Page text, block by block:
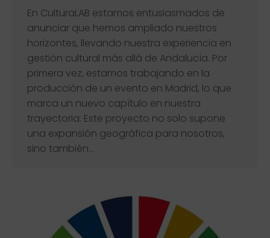
En CulturaLAB estamos entusiasmados de
anunciar que hemos ampliado nuestros
horizontes, llevando nuestra experiencia en
gestión cultural más allá de Andalucía. Por
primera vez, estamos trabajando en la
producción de un evento en Madrid, lo que
marca un nuevo capítulo en nuestra
trayectoria. Este proyecto no solo supone
una expansión geográfica para nosotros,
sino también…